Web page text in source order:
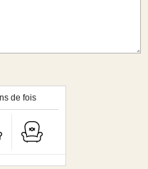
de fois